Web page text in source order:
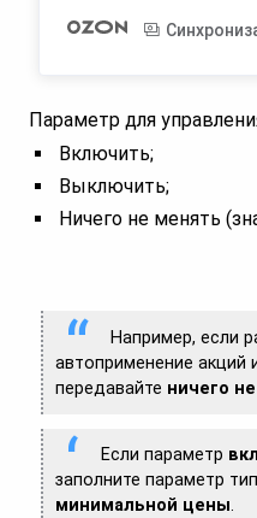
Параметр для
Включить;
Выключить;
Ничего не менять
Например, если
автоприменение акций
передавайте ничего
Если параметр
заполните параметр
минимальной цены.